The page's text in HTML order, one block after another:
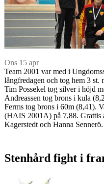
Ons 15 apr
Team 2001 var med i
långfredagen och tog hem 3 st.
Tim Possekel tog silver i höjd
Andreassen tog brons i kula
Ferms tog brons i 60m (8,41).
(HAIS 2001A) på 7,88. Grattis
Kagerstedt och Hanna
Stenhård fight i